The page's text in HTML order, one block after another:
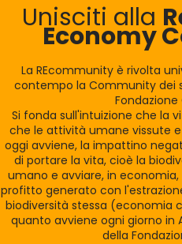
Unisciti alla
Economy
La REcommunity è rivolta
contempo la Community dei
Fondazione
Si fonda sull'intuizione che la
che le attività umane vissute
oggi avviene, la impattino
di portare la vita, cioè la
umano e avviare, in
profitto generato con
biodiversità stessa (economia
quanto avviene ogni giorno in
della